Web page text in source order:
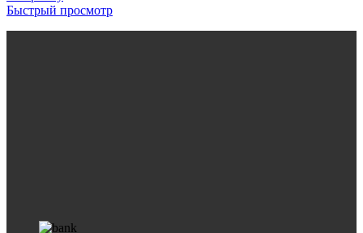
Быстрый просмотр